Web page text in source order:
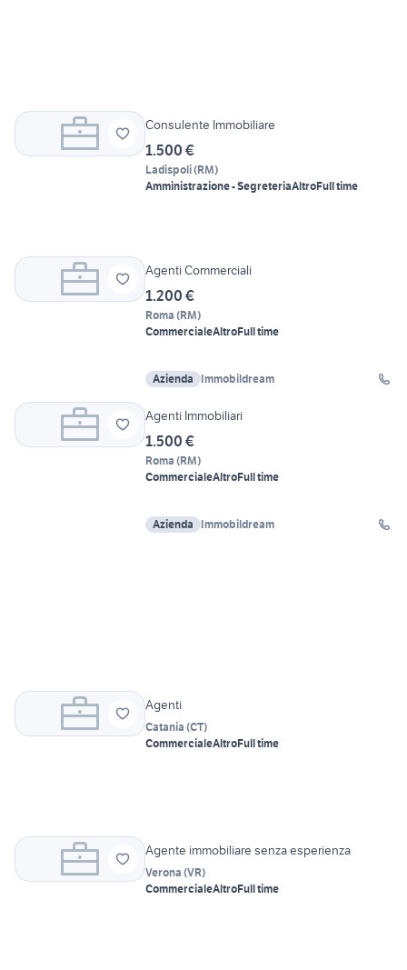
Consulente Immobiliare
1.500 €
Ladispoli(RM)
Amministrazione - SegreteriaAltroFull time
Agenti Commerciali
1.200 €
Roma (RM)
CommercialeAltroFull time
Azienda Immobildream
Agenti Immobiliari
1.500 €
Roma (RM)
CommercialeAltroFull time
Azienda Immobildream
Agenti
Catania (CT)
CommercialeAltroFull time
Agente immobiliare senza esperienza
Verona (VR)
CommercialeAltroFull time